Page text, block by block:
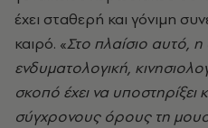
έχει σταθερή και γόνιμη
καιρό. «Στο πλαίσιο αυτό,
ενδυματολογική,
σκοπό έχει να υποστηρίξει
σύγχρονους όρους τη